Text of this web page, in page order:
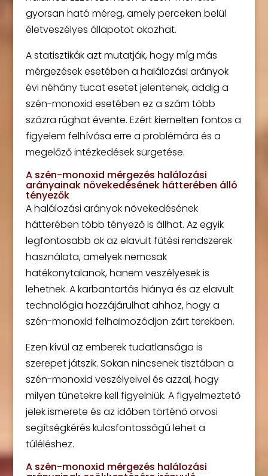
gyorsan ható méreg, amely perceken belül
életveszélyes állapotot okozhat.
A statisztikák azt mutatják, hogy míg más
mérgezések esetében a halálozási arányok
évi néhány tucat esetet jelentenek, addig a
szén-monoxid esetében ez a szám több
százra rúghat évente. Ezért kiemelten fontos a
figyelem felhívása erre a problémára és a
megelőző intézkedések sürgetése.
A szén-monoxid mérgezés halálozási
arányainak növekedésének hátterében álló
tényezők
A halálozási arányok növekedésének
hátterében több tényező is állhat. Az egyik
legfontosabb ok az elavult fűtési rendszerek
használata, amelyek nemcsak
hatékonytalanok, hanem veszélyesek is
lehetnek. A karbantartás hiánya és az elavult
technológia hozzájárulhat ahhoz, hogy a
szén-monoxid felhalmozódjon zárt terekben.
Ezen kívül az emberek tudatlansága is
szerepet játszik. Sokan nincsenek tisztában a
szén-monoxid veszélyeivel és azzal, hogy
milyen tünetekre kell figyelniük. A figyelmeztető
jelek ismerete és az időben történő orvosi
segítségkérés kulcsfontosságú lehet a
túléléshez.
A szén-monoxid mérgezés halálozási